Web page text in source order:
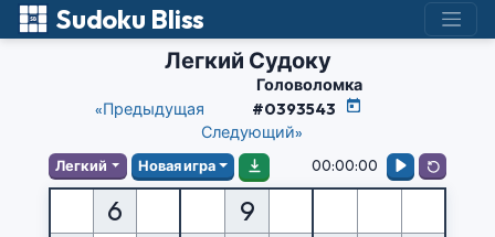
Sudoku Bliss
Легкий Судоку
«Предыдущая
Головоломка
#0393543
Следующий»
Легкий Новая игра 00:00:00
6
9